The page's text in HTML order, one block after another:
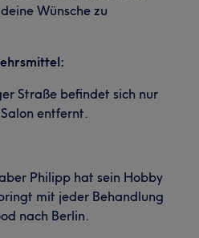
Wünsche zu
Straße befindet sich nur
entfernt.
Philipp hat sein Hobby
mit jeder Behandlung
nach Berlin.